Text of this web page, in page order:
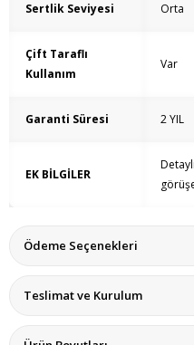
Sertlik Seviyesi Orta
Çift Taraflı
Kullanım
Var
Garanti Süresi 2 YIL
EK BİLGİLER
Ödeme Seçenekleri
Teslimat ve Kurulum